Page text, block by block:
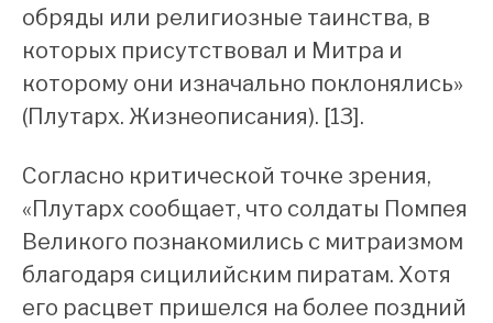
обряды или религиозные таинства, в
которых присутствовал и Митра и
которому они изначально поклонялись»
(Плутарх. Жизнеописания). [13].
Согласно критической точке зрения,
«Плутарх сообщает, что солдаты Помпея
Великого познакомились с митраизмом
благодаря сицилийским пиратам. Хотя
его расцвет пришелся на более поздний